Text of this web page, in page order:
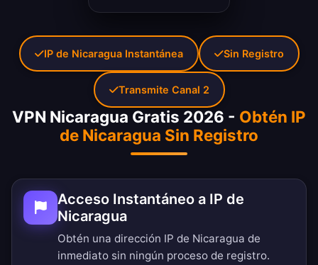
VPN Nicaragua Gratis 2026 - Obtén IP
de Nicaragua Sin Registro
Acceso Instantáneo a IP de
Nicaragua
Obtén una dirección IP de Nicaragua de
inmediato sin ningún proceso de registro.
IP de Nicaragua Instantánea Sin Registro
Transmite Canal 2